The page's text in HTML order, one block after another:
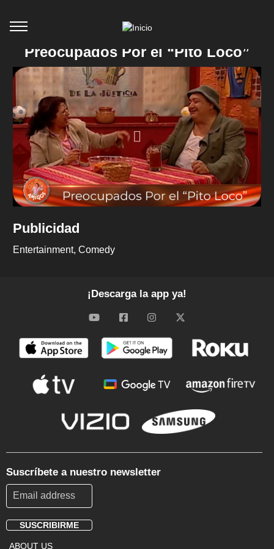
Preocupados Por el “Pito Loco”
Publicidad
Entertainment Comedy
¡Descarga la app ya!
Suscríbete a nuestro newsletter
SUSCRIBIRME
ABOUT US